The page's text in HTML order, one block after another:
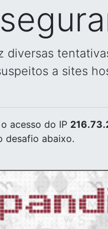
diversas
a sites
acesso do IP
desafio abaixo.